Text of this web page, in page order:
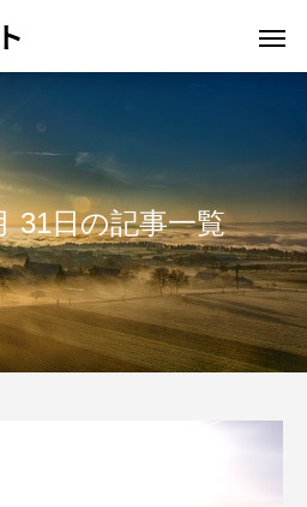
31日の記事一覧